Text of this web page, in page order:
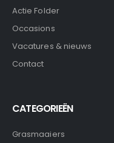
Actie Folder
Occasions
Vacatures & nieuws
Contact
CATEGORIEËN
Grasmaaiers